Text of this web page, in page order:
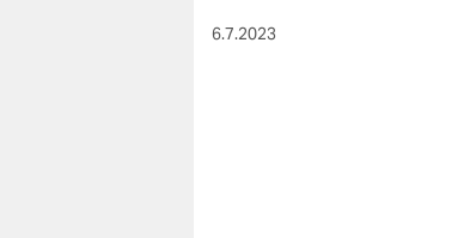
6.7.2023